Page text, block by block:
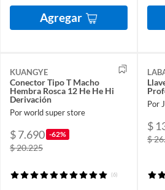
Agregar
KUANGYE
Conector Tipo T Macho
Hembra Rosca 12 He He Hi
Derivación
Por world super store
$ 7.690 -62%
$ 20.225
(6)
Por
$
$